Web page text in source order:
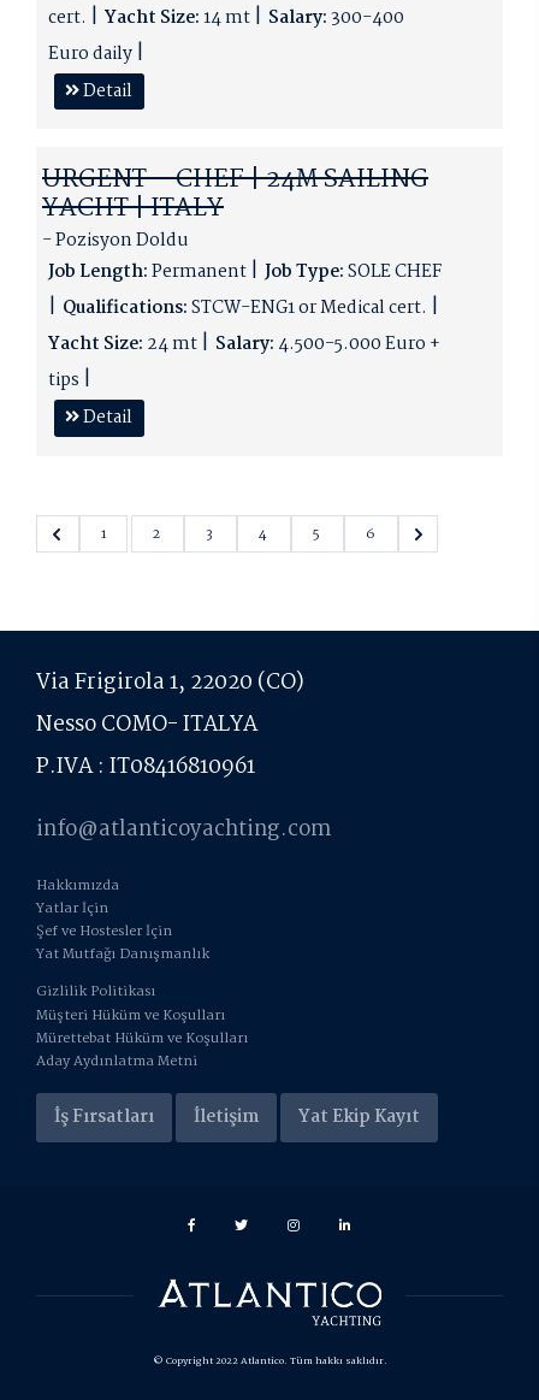
cert.
Yacht Size:14 mt Salary:300-400
Euro daily
Detail
URGENT – CHEF | 24M SAILING
YACHT | ITALY
- Pozisyon Doldu
Job Length:Permanent Job Type:SOLE CHEF
Qualifications:STCW-ENG1 or Medical cert.
Yacht Size: 24 mt Salary: 4.500-5.000 Euro +
tips
Detail
1 2 3 4 5 6
Via Frigirola 1, 22020 (CO)
Nesso COMO- ITALYA
P.IVA : IT08416810961
info@atlanticoyachting.com
Hakkımızda
Yatlar İçin
Şef ve Hostesler İçin
Yat Mutfağı Danışmanlık
Gizlilik Politikası
Müşteri Hüküm ve Koşulları
Mürettebat Hüküm ve Koşulları
Aday Aydınlatma Metni
İş Fırsatları İletişim Yat Ekip Kayıt
© Copyright 2022 Atlantico. Tüm hakkı saklıdır.